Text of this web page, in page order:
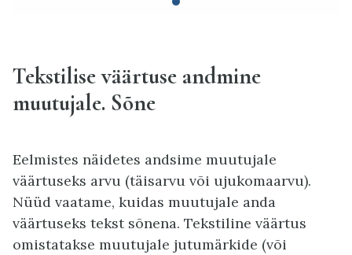
Tekstilise väärtuse andmine
muutujale. Sõne
Eelmistes näidetes andsime muutujale
väärtuseks arvu (täisarvu või ujukomaarvu).
Nüüd vaatame, kuidas muutujale anda
väärtuseks tekst sõnena. Tekstiline väärtus
omistatakse muutujale jutumärkide (või